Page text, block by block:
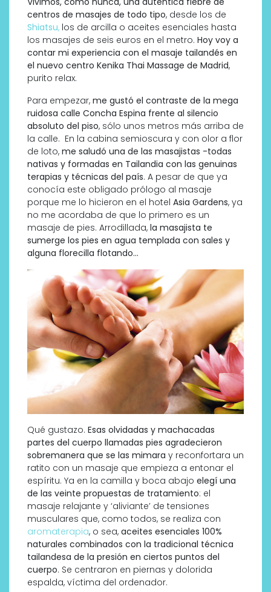
centros de masajes de todo tipo, desde los de
Shiatsu, los de arcilla o aceites esenciales hasta
los masajes de seis euros en el metro. Hoy voy a
contar mi experiencia con el masaje tailandés en
el nuevo centro Kenika Thai Massage de Madrid,
purito relax.
Para empezar, me gustó el contraste de la mega
ruidosa calle Concha Espina frente al silencio
absoluto del piso, sólo unos metros más arriba de
la calle. En la cabina semioscura y con olor a flor
de loto, me saludó una de las masajistas -todas
nativas y formadas en Tailandia con las genuinas
terapias y técnicas del país. A pesar de que ya
conocía este obligado prólogo al masaje
porque me lo hicieron en el hotel Asia Gardens, ya
no me acordaba de que lo primero es un
masaje de pies. Arrodillada, la masajista te
sumerge los pies en agua templada con sales y
alguna florecilla flotando…
Qué gustazo. Esas olvidadas y machacadas
partes del cuerpo llamadas pies agradecieron
sobremanera que se las mimara y reconfortara un
ratito con un masaje que empieza a entonar el
espíritu. Ya en la camilla y boca abajo elegí una
de las veinte propuestas de tratamiento: el
masaje relajante y ‘aliviante’ de tensiones
musculares que, como todos, se realiza con
aromaterapia, o sea, aceites esenciales 100%
naturales combinados con la tradicional técnica
tailandesa de la presión en ciertos puntos del
cuerpo. Se centraron en piernas y dolorida
espalda, víctima del ordenador.